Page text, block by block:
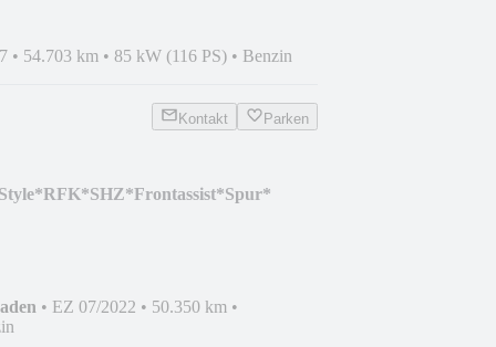
• 54.703 km • 85 kW (116 PS) • Benzin
Kontakt Parken
• EZ 07/2022 • 50.350 km •